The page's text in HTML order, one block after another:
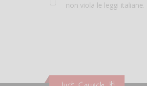
non viola le leggi italiane.